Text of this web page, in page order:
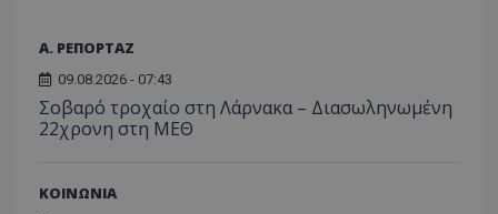
Α. ΡΕΠΟΡΤΑΖ
09.08.2026 - 07:43
Σοβαρό τροχαίο στη Λάρνακα – Διασωληνωμένη
22χρονη στη ΜΕΘ
ΚΟΙΝΩΝΙΑ